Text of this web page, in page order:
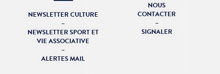
NEWSLETTER CULTURE
–
NEWSLETTER SPORT ET
VIE ASSOCIATIVE
–
ALERTES MAIL
NOUS
CONTACTER
–
SIGNALER